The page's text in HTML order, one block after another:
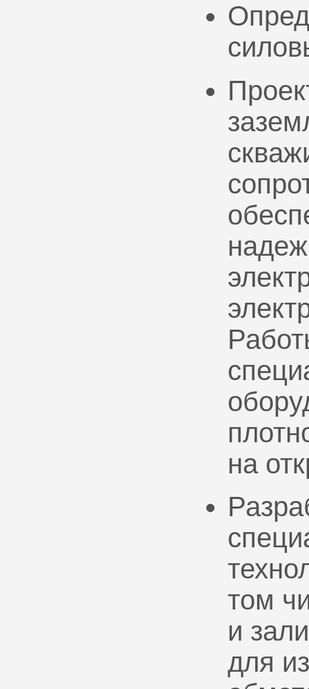
на
том
и
для